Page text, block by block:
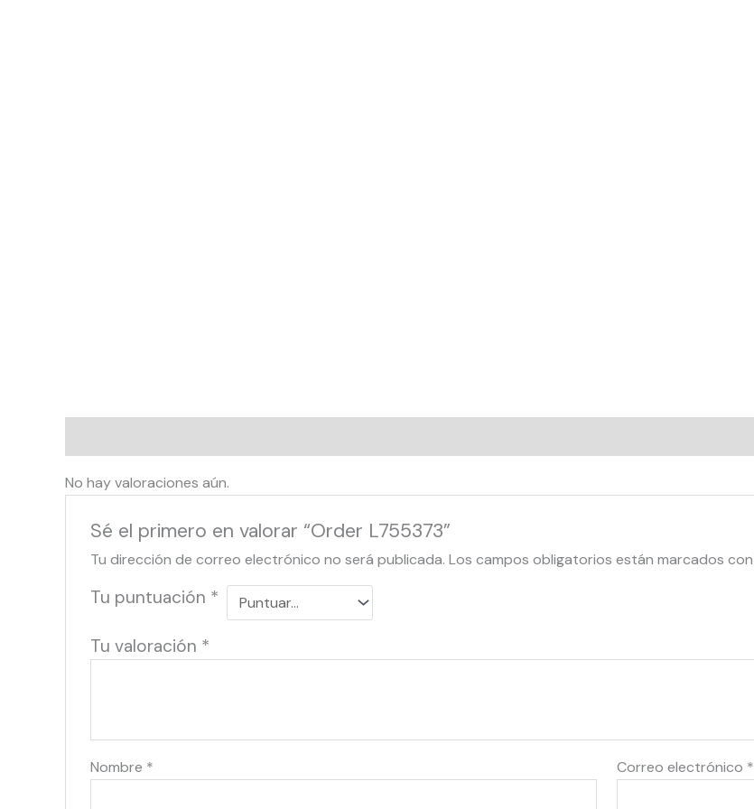
No hay valoraciones aún.
Sé el primero en valorar “Order L755373”
Tu dirección de correo electrónico no será publicada. Los campos obligatorios están marcados con
Tu puntuación *
Tu valoración *
Nombre * Correo electrónico *